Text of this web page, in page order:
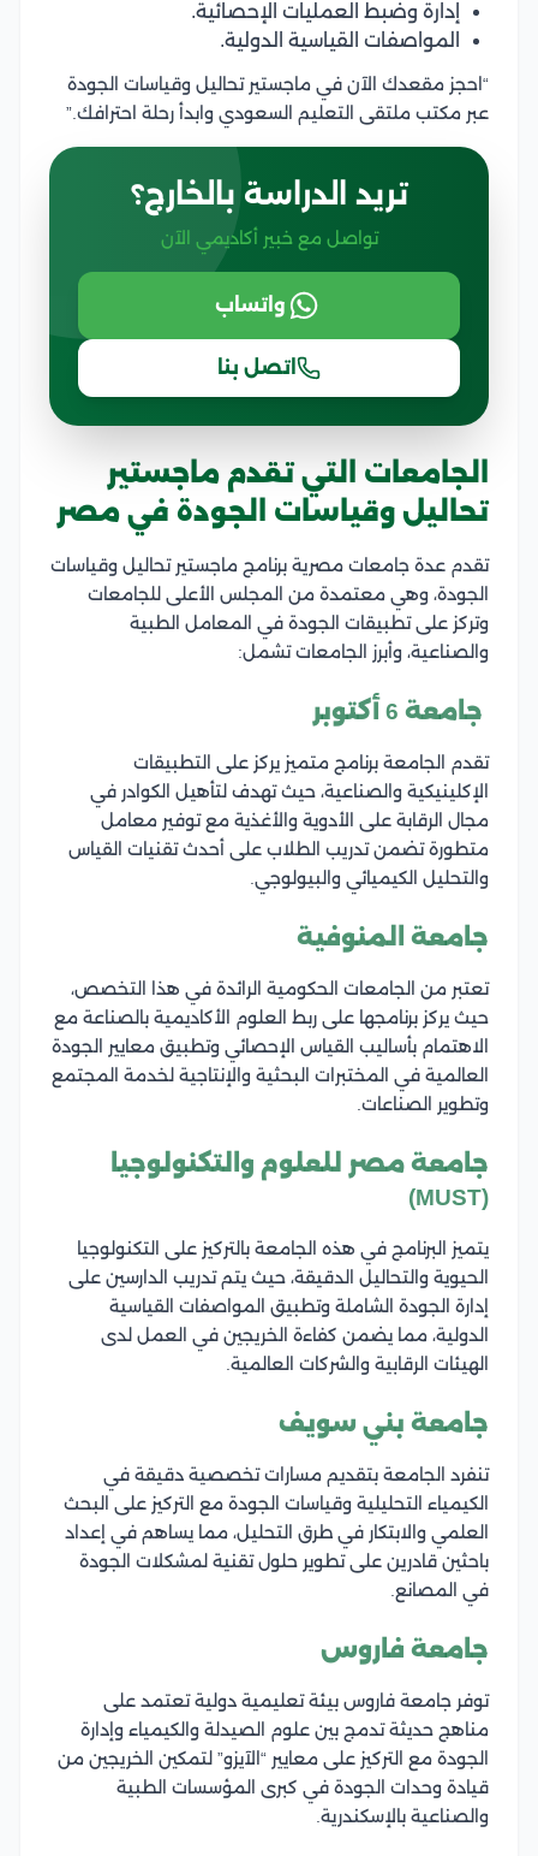
إدارة وضبط العمليات الإحصائية.
المواصفات القياسية الدولية.
“احجز مقعدك الآن في ماجستير تحاليل وقياسات الجودة
عبر مكتب ملتقى التعليم السعودي وابدأ رحلة احترافك.”
تريد الدراسة بالخارج؟
تواصل مع خبير أكاديمي الآن
واتساب
اتصل بنا
الجامعات التي تقدم ماجستير
تحاليل وقياسات الجودة في مصر
تقدم عدة جامعات مصرية برنامج ماجستير تحاليل وقياسات
الجودة، وهي معتمدة من المجلس الأعلى للجامعات
وتركز على تطبيقات الجودة في المعامل الطبية
والصناعية، وأبرز الجامعات تشمل:
​ جامعة 6 أكتوبر
تقدم الجامعة برنامج متميز يركز على التطبيقات
الإكلينيكية والصناعية، حيث تهدف لتأهيل الكوادر في
مجال الرقابة على الأدوية والأغذية مع توفير معامل
متطورة تضمن تدريب الطلاب على أحدث تقنيات القياس
والتحليل الكيميائي والبيولوجي.
جامعة المنوفية
تعتبر من الجامعات الحكومية الرائدة في هذا التخصص،
حيث يركز برنامجها على ربط العلوم الأكاديمية بالصناعة مع
الاهتمام بأساليب القياس الإحصائي وتطبيق معايير الجودة
العالمية في المختبرات البحثية والإنتاجية لخدمة المجتمع
وتطوير الصناعات.
جامعة مصر للعلوم والتكنولوجيا
(MUST)
يتميز البرنامج في هذه الجامعة بالتركيز على التكنولوجيا
الحيوية والتحاليل الدقيقة، حيث يتم تدريب الدارسين على
إدارة الجودة الشاملة وتطبيق المواصفات القياسية
الدولية، مما يضمن كفاءة الخريجين في العمل لدى
الهيئات الرقابية والشركات العالمية.
جامعة بني سويف
تنفرد الجامعة بتقديم مسارات تخصصية دقيقة في
الكيمياء التحليلية وقياسات الجودة مع التركيز على البحث
العلمي والابتكار في طرق التحليل، مما يساهم في إعداد
باحثين قادرين على تطوير حلول تقنية لمشكلات الجودة
في المصانع.
جامعة فاروس
توفر جامعة فاروس بيئة تعليمية دولية تعتمد على
مناهج حديثة تدمج بين علوم الصيدلة والكيمياء وإدارة
الجودة مع التركيز على معايير “الآيزو” لتمكين الخريجين من
قيادة وحدات الجودة في كبرى المؤسسات الطبية
والصناعية بالإسكندرية.